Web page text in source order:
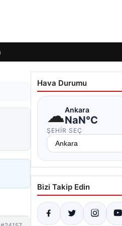
Hava Durumu
☁Ankara
NaN°C
ŞEHIR SEÇ
Bizi Takip Edin